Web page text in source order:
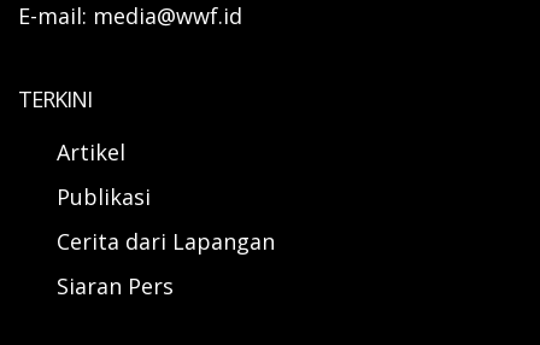
E-mail: media@wwf.id
TERKINI
Artikel
Publikasi
Cerita dari Lapangan
Siaran Pers